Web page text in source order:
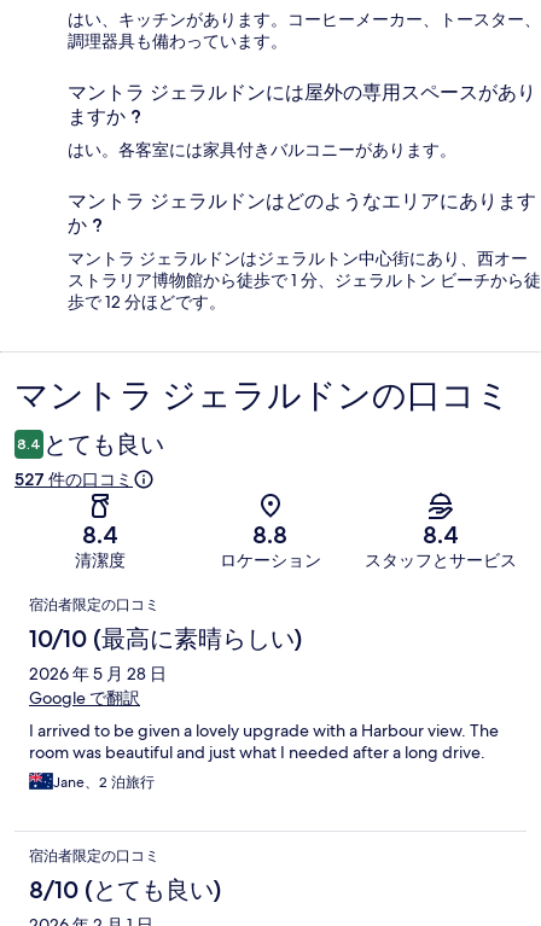
はい、キッチンがあります。コーヒーメーカー、トースター、
調理器具も備わっています。
マントラ ジェラルドンには屋外の専用スペースがあり
ますか ?
はい。各客室には家具付きバルコニーがあります。
マントラ ジェラルドンはどのようなエリアにあります
か ?
マントラ ジェラルドンはジェラルトン中心街にあり、西オー
ストラリア博物館から徒歩で 1 分、ジェラルトン ビーチから徒
歩で 12 分ほどです。
口
コ
ミ
マントラ ジェラルドンの口コミ
8.4 とても良い
527 件の口コミ
8.4
清潔度
8.8
ロケーション
8.4
スタッフとサービス
口
コ
ミ
宿泊者限定の口コミ
10/10 (最高に素晴らしい)
2026 年 5 月 28 日
Google で翻訳
I arrived to be given a lovely upgrade with a Harbour view. The
room was beautiful and just what I needed after a long drive.
Jane、2 泊旅行
宿泊者限定の口コミ
8/10 (とても良い)